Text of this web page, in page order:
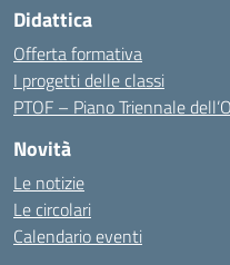
Didattica
Offerta formativa
I progetti delle classi
PTOF – Piano Triennale
Novità
Le notizie
Le circolari
Calendario eventi